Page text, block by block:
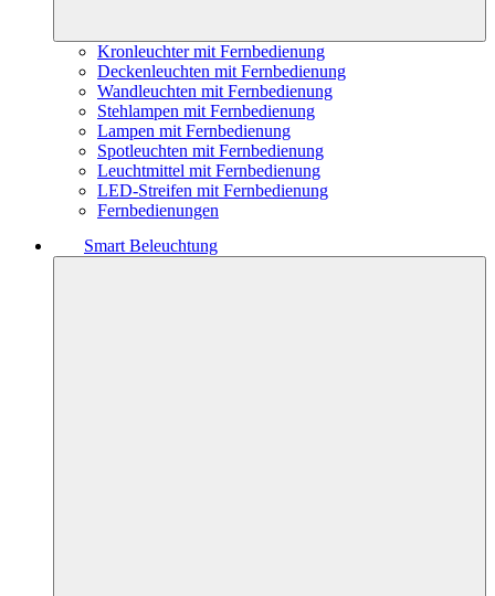
Kronleuchter mit Fernbedienung
Deckenleuchten mit Fernbedienung
Wandleuchten mit Fernbedienung
Stehlampen mit Fernbedienung
Lampen mit Fernbedienung
Spotleuchten mit Fernbedienung
Leuchtmittel mit Fernbedienung
LED-Streifen mit Fernbedienung
Fernbedienungen
Smart Beleuchtung